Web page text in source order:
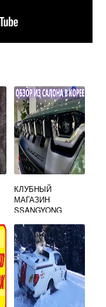
КЛУБНЫЙ
МАГАЗИН
SSANGYONG